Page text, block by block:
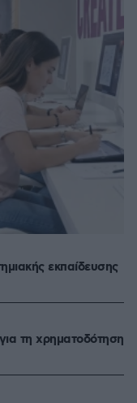
εκπαίδευσης
τη χρηματοδότηση